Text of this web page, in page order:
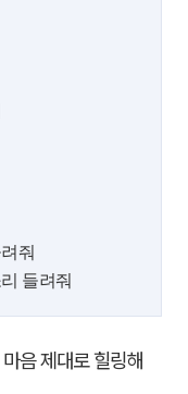
줘
들려줘
음 제대로 힐링해